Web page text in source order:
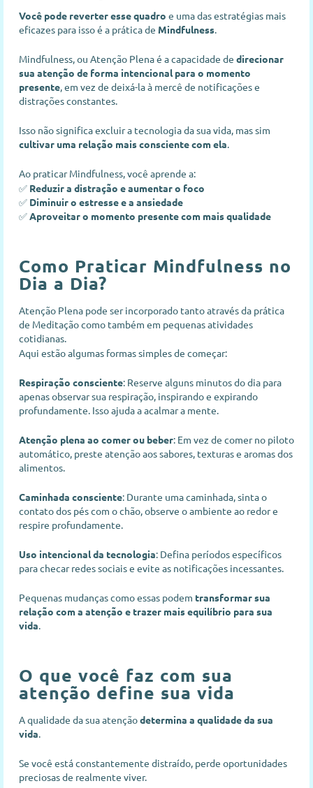
Você pode reverter esse quadro e uma das estratégias mais
eficazes para isso é a prática de Mindfulness.
Mindfulness, ou Atenção Plena é a capacidade de direcionar
sua atenção de forma intencional para o momento
presente, em vez de deixá-la à mercê de notificações e
distrações constantes.
Isso não significa excluir a tecnologia da sua vida, mas sim
cultivar uma relação mais consciente com ela.
Ao praticar Mindfulness, você aprende a:
✅ Reduzir a distração e aumentar o foco
✅ Diminuir o estresse e a ansiedade
✅Aproveitar o momento presente com mais qualidade
Como Praticar Mindfulness no
Dia a Dia?
Atenção Plena pode ser incorporado tanto através da prática
de Meditação como também em pequenas atividades
cotidianas.
Aqui estão algumas formas simples de começar:
Respiração consciente: Reserve alguns minutos do dia para
apenas observar sua respiração, inspirando e expirando
profundamente. Isso ajuda a acalmar a mente.
Atenção plena ao comer ou beber: Em vez de comer no piloto
automático, preste atenção aos sabores, texturas e aromas dos
alimentos.
Caminhada consciente: Durante uma caminhada, sinta o
contato dos pés com o chão, observe o ambiente ao redor e
respire profundamente.
Uso intencional da tecnologia: Defina períodos específicos
para checar redes sociais e evite as notificações incessantes.
Pequenas mudanças como essas podem transformar sua
relação com a atenção e trazer mais equilíbrio para sua
vida.
O que você faz com sua
atenção define sua vida
A qualidade da sua atençãodetermina a qualidade da sua
vida.
Se você está constantemente distraído, perde oportunidades
preciosas de realmente viver.